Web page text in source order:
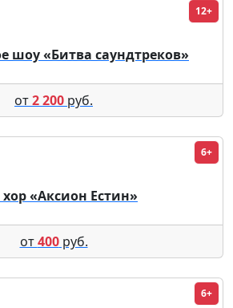
12+
шоу «Битва саундтреков»
от2 200 руб.
6+
«Аксион Естин»
от400руб.
6+